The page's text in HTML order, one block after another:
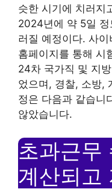
슷한 시기에 치러지
2024년에 약 5일 정
러질 예정이다. 사
홈페이지를 통해 시
24차 국가직 및 지
었으며, 경찰, 소방,
정은 다음과 같습니
않았습니다.
초과근무
계산되고